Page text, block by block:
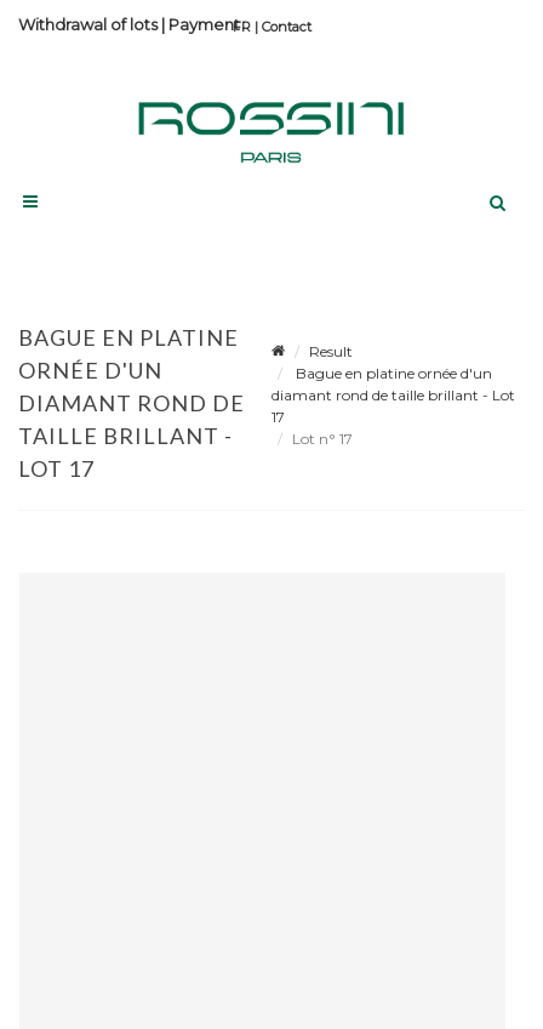
Contact
Withdrawal of lots| Payment
BAGUE EN PLATINE
ORNÉE D'UN
DIAMANT ROND DE
TAILLE BRILLANT -
LOT 17
Result
Bague en platine ornée d'un
diamant rond de taille brillant - Lot
17
Lot n° 17